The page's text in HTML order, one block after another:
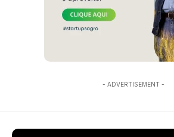
- ADVERTISEMENT -